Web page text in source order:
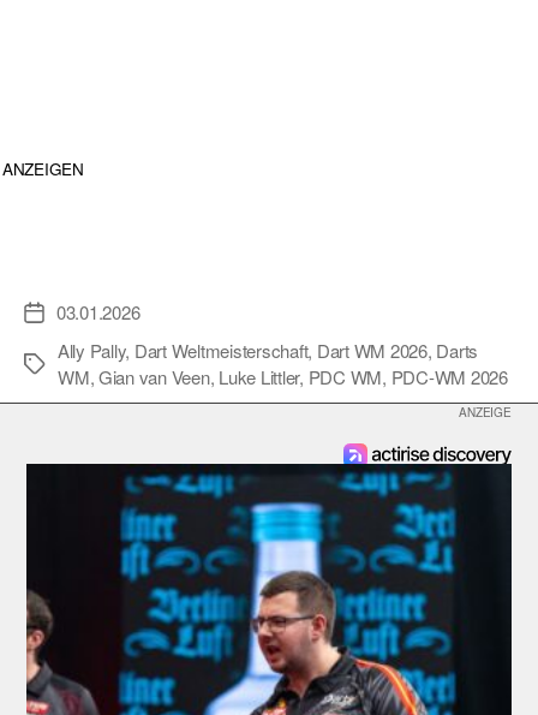
ANZEIGEN
Veröffentlichungsdatum
03.01.2026
Schlagwörter
Ally Pally, Dart Weltmeisterschaft, Dart WM 2026, Darts
WM,Gian van Veen, Luke Littler, PDC WM, PDC-WM 2026